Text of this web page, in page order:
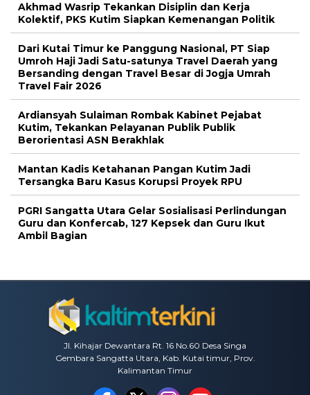
Akhmad Wasrip Tekankan Disiplin dan Kerja
Kolektif, PKS Kutim Siapkan Kemenangan Politik
Dari Kutai Timur ke Panggung Nasional, PT Siap
Umroh Haji Jadi Satu-satunya Travel Daerah yang
Bersanding dengan Travel Besar di Jogja Umrah
Travel Fair 2026
Ardiansyah Sulaiman Rombak Kabinet Pejabat
Kutim, Tekankan Pelayanan Publik Publik
Berorientasi ASN Berakhlak
Mantan Kadis Ketahanan Pangan Kutim Jadi
Tersangka Baru Kasus Korupsi Proyek RPU
PGRI Sangatta Utara Gelar Sosialisasi Perlindungan
Guru dan Konfercab, 127 Kepsek dan Guru Ikut
Ambil Bagian
Jl. Kihajar Dewantara Rt. 16 No.60 Desa Singa
Gembara Sangatta Utara, Kab. Kutai timur, Prov.
Kalimantan Timur